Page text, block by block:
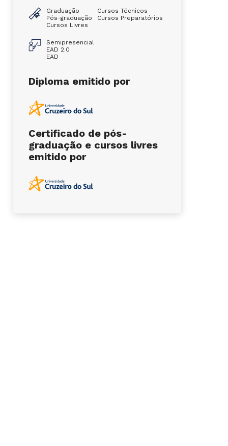
Graduação
Pós-graduação
Cursos Livres
Cursos Técnicos
Cursos Preparatórios
Semipresencial
EAD 2.0
EAD
Diploma emitido por
Certificado de pós-
graduação e cursos livres
emitido por